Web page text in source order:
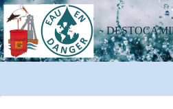
Passer
au
contenu